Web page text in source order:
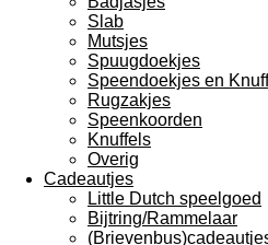
Slab
Mutsjes
Spuugdoekjes
Speendoekjes en
Rugzakjes
Speenkoorden
Knuffels
Overig
Cadeautjes
Little Dutch speelgoed
Bijtring/Rammelaar